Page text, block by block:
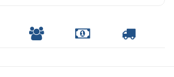
INDIQUE
FORMAS
CALCULAR
FRETE